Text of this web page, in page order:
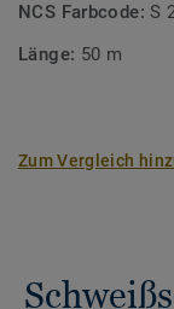
NCS Farbcode:S
Länge: 50 m
Zum Vergleich